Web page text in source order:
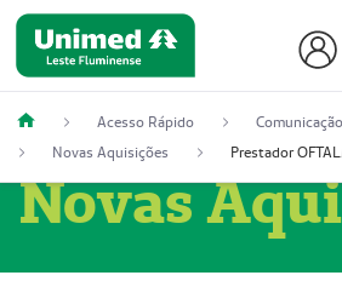
Acesso Rápido
Comunicação
Novas Aquisições
Novas